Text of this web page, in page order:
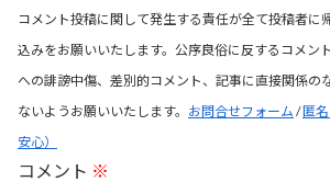
コメント投稿に関して発生する責任が全て投稿者に
込みをお願いいたします。公序良俗に反するコメン
への誹謗中傷、差別的コメント、記事に直接関係の
ないようお願いいたします。 お問合せフォーム /匿
安心）
コメント ※